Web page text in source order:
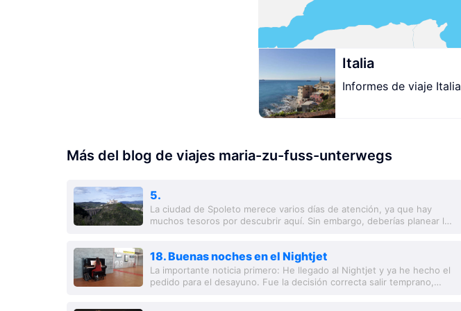
Italia
Informes de viaje Italia
Más del blog de viajes maria-zu-fuss-unterwegs
5.
La ciudad de Spoleto merece varios días de atención, ya que hay
muchos tesoros por descubrir aquí. Sin embargo, deberías planear la
18. Buenas noches en el Nightjet
La importante noticia primero: He llegado al Nightjet y ya he hecho el
pedido para el desayuno. Fue la decisión correcta salir temprano,